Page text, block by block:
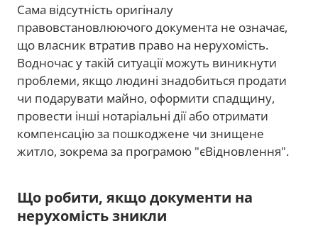
Сама відсутність оригіналу
правовстановлюючого документа не означає,
що власник втратив право на нерухомість.
Водночас у такій ситуації можуть виникнути
проблеми, якщо людині знадобиться продати
чи подарувати майно, оформити спадщину,
провести інші нотаріальні дії або отримати
компенсацію за пошкоджене чи знищене
житло, зокрема за програмою "єВідновлення".
Що робити, якщо документи на
нерухомість зникли